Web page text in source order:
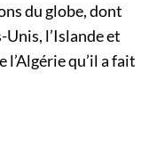
du globe, dont
Unis, l’Islande et
l’Algérie qu’il a fait